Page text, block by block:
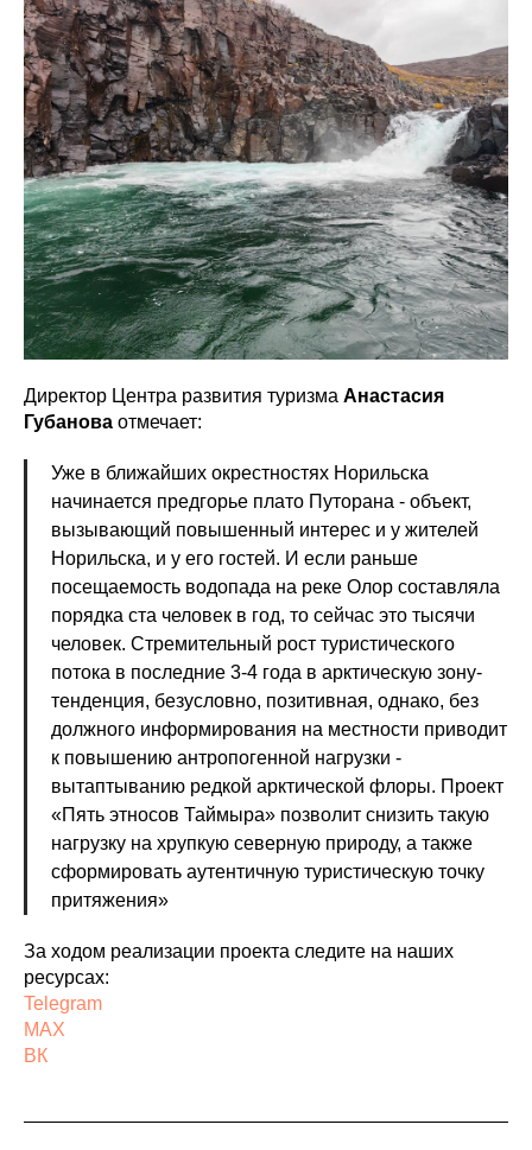
Директор Центра развития туризма Анастасия
Губанова отмечает:
Уже в ближайших окрестностях Норильска
начинается предгорье плато Путорана - объект,
вызывающий повышенный интерес и у жителей
Норильска, и у его гостей. И если раньше
посещаемость водопада на реке Олор составляла
порядка ста человек в год, то сейчас это тысячи
человек. Стремительный рост туристического
потока в последние 3-4 года в арктическую зону-
тенденция, безусловно, позитивная, однако, без
должного информирования на местности приводит
к повышению антропогенной нагрузки -
вытаптыванию редкой арктической флоры. Проект
«Пять этносов Таймыра» позволит снизить такую
нагрузку на хрупкую северную природу, а также
сформировать аутентичную туристическую точку
притяжения»
За ходом реализации проекта следите на наших
ресурсах:
Telegram
MAX
ВК